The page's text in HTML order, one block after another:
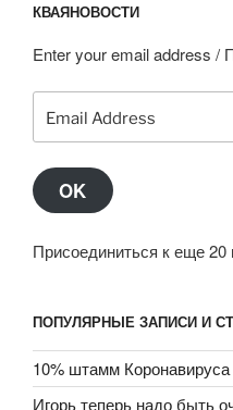
КВАЯНОВОСТИ
Enter your email address /
Address
OK
Присоединиться к еще 20
ПОПУЛЯРНЫЕ ЗАПИСИ И
10% штамм Коронавируса
Игорь теперь надо быть